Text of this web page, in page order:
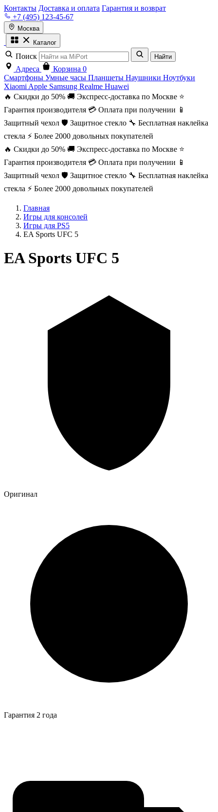
Контакты Доставка и оплата Гарантия и возврат
+7 (495) 123-45-67
Москва
Каталог
Поиск Найти
Адреса Корзина 0
Смартфоны Умные часы Планшеты Наушники Ноутбуки
Xiaomi Apple Samsung Realme Huawei
🔥 Скидки до 50% 🚚 Экспресс-доставка по Москве ⭐
Гарантия производителя 💳 Оплата при получении 📱
Защитный чехол 🛡️ Защитное стекло 🔧 Бесплатная наклейка
стекла ⚡ Более 2000 довольных покупателей
🔥 Скидки до 50% 🚚 Экспресс-доставка по Москве ⭐
Гарантия производителя 💳 Оплата при получении 📱
Защитный чехол 🛡️ Защитное стекло 🔧 Бесплатная наклейка
стекла ⚡ Более 2000 довольных покупателей
Главная
Игры для консолей
Игры для PS5
EA Sports UFC 5
EA Sports UFC 5
Оригинал
Гарантия 2 года